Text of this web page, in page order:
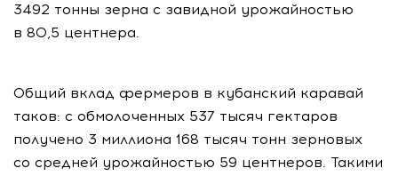
3492 тонны зерна с завидной урожайностью
в 80,5 центнера.
Общий вклад фермеров в кубанский каравай
таков: с обмолоченных 537 тысяч гектаров
получено 3 миллиона 168 тысяч тонн зерновых
со средней урожайностью 59 центнеров. Такими